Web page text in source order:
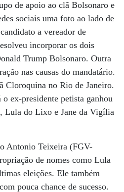
de apoio ao clã Bolsonaro e
sociais uma foto ao lado de
a vereador de
incorporar os dois
Trump Bolsonaro. Outra
nas causas do mandatário.
Cloroquina no Rio de Janeiro.
ex-presidente petista ganhou
Lula do Lixo e Jane da Vigília
Antonio Teixeira (FGV-
de nomes como Lula
eleições. Ele também
pouca chance de sucesso.